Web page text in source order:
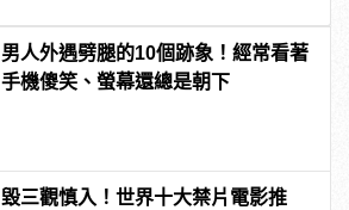
男人外遇劈腿的10個跡象！經常看著
手機傻笑、螢幕還總是朝下
毀三觀慎入！世界十大禁片電影推